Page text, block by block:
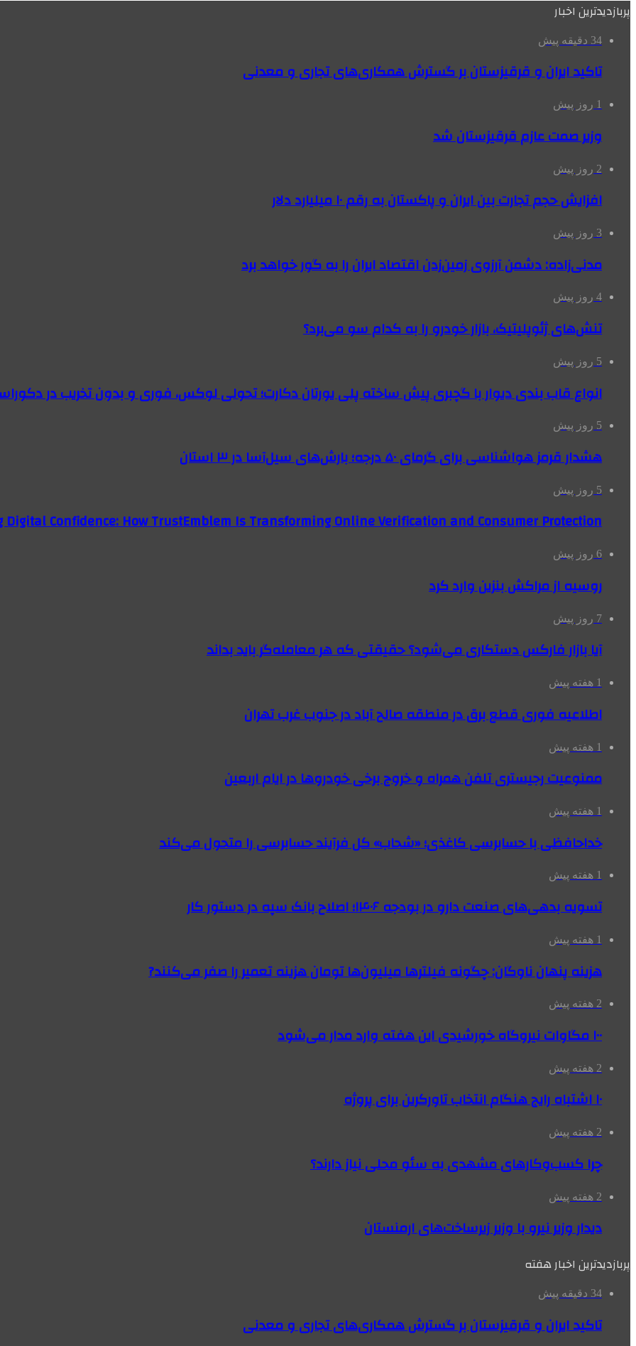
پربازدیدترین اخبار
34 دقیقه پیش
تاکید ایران و قرقیزستان بر گسترش همکاری‌های تجاری و معدنی
1 روز پیش
وزیر صمت عازم قرقیزستان شد
2 روز پیش
افزایش حجم تجارت بین ایران و پاکستان به رقم ۱۰ میلیارد دلار
3 روز پیش
مدنی‌زاده: دشمن آرزوی زمین‌زدن اقتصاد ایران را به گور خواهد برد
4 روز پیش
تنش‌های ژئوپلیتیک، بازار خودرو را به کدام سو می‌برد؟
5 روز پیش
انواع قاب بندی دیوار با گچبری پیش ساخته پلی یورتان دکارت؛ تحولی لوکس، فوری و بدون تخریب در
5 روز پیش
هشدار قرمز هواشناسی برای گرمای ۵۰ درجه؛ بارش‌های سیل‌آسا در ۳ استان
5 روز پیش
Confidence: How TrustEmblem Is Transforming Online Verification and Consumer Protection
6 روز پیش
روسیه از مراکش بنزین وارد کرد
7 روز پیش
آیا بازار فارکس دستکاری می‌شود؟ حقیقتی که هر معامله‌گر باید بداند
1 هفته پیش
اطلاعیه فوری قطع برق در منطقه صالح آباد در جنوب غرب تهران
1 هفته پیش
ممنوعیت رجیستری تلفن همراه و خروج برخی خودروها در ایام اربعین
1 هفته پیش
خداحافظی با حسابرسی کاغذی؛ «شحاب» کل فرآیند حسابرسی را متحول می‌کند
1 هفته پیش
تسویه بدهی‌های صنعت دارو در بودجه ۱۴۰۶؛ اصلاح بانک سپه در دستور کار
1 هفته پیش
هزینه پنهان ناوگان: چگونه فیلترها میلیون‌ها تومان هزینه تعمیر را صفر می‌کنند?
2 هفته پیش
۱۰۰ مگاوات نیروگاه‌ خورشیدی این هفته وارد مدار می‌شود
2 هفته پیش
۱۰ اشتباه رایج هنگام انتخاب تاورکرین برای پروژه
2 هفته پیش
چرا کسب‌وکارهای مشهدی به سئو محلی نیاز دارند؟
2 هفته پیش
دیدار وزیر نیرو با وزیر زیرساخت‌های ارمنستان
پربازدیدترین اخبار هفته
34 دقیقه پیش
تاکید ایران و قرقیزستان بر گسترش همکاری‌های تجاری و معدنی